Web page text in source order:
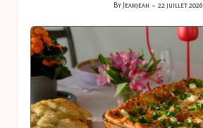
Posted
By Jeanjean 22 juillet 2026